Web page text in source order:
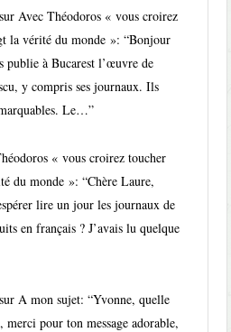
surAvec Théodoros « vous croirez
la vérité du monde »: “Bonjour
publie à Bucarest l’œuvre de
y compris ses journaux. Ils
Le…”
« vous croirez toucher
du monde »: “Chère Laure,
lire un jour les journaux de
en français ? J’avais lu quelque
sur A mon sujet: “Yvonne, quelle
merci pour ton message adorable,